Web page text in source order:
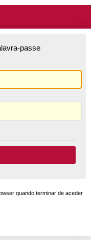
passe
quando terminar de aceder